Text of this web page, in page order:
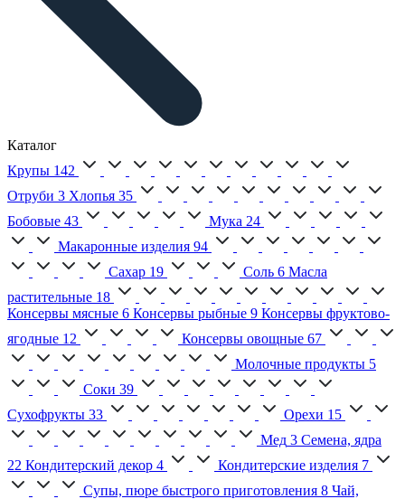
Каталог
Крупы 142
Отруби 3 Хлопья 35
Бобовые 43 Мука 24
Макаронные изделия 94
Сахар 19 Соль 6 Масла
растительные 18
Консервы мясные 6 Консервы рыбные 9 Консервы фруктово-
ягодные 12 Консервы овощные 67
Молочные продукты 5
Соки 39
Сухофрукты 33 Орехи 15
Мед 3 Семена, ядра
22 Кондитерский декор 4 Кондитерские изделия 7
Супы, пюре быстрого приготовления 8 Чай,